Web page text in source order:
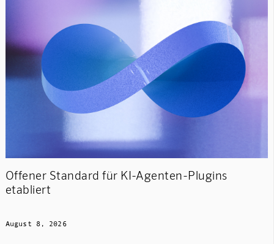
Offener Standard für KI-Agenten-Plugins
etabliert
August 8, 2026